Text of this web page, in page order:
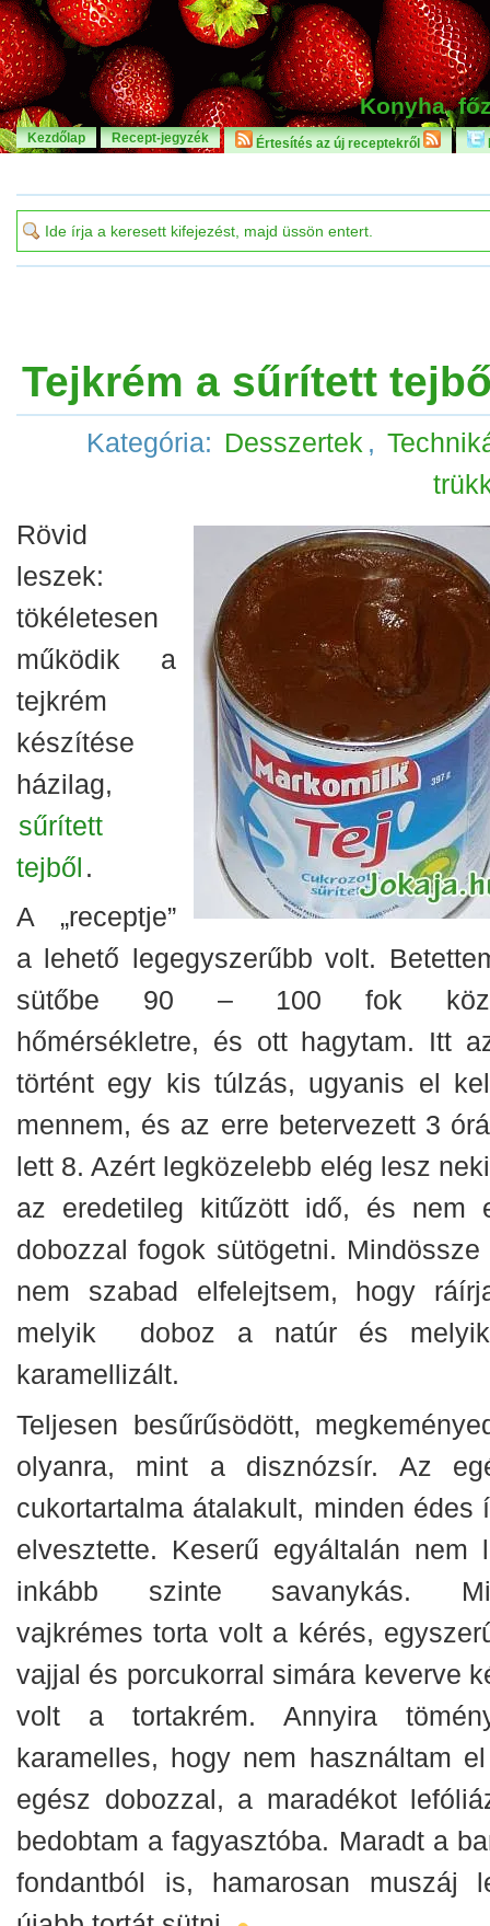
Konyha,
Kezdőlap Recept-jegyzék Értesítés az új receptekről
Tejkrém a sűrített
Kategória: Desszertek ,
Rövid
leszek:
tökéletesen
működik a
tejkrém
készítése
házilag,
sűrített
tejből .
A „receptje”
a lehető legegyszerűbb volt.
sütőbe 90 – 100 fok
hőmérsékletre, és ott hagytam. Itt
történt egy kis túlzás, ugyanis el
mennem, és az erre betervezett 3
lett 8. Azért legközelebb elég lesz
az eredetileg kitűzött idő, és nem
dobozzal fogok sütögetni. Mindössze
nem szabad elfelejtsem, hogy
melyik doboz a natúr és
karamellizált.
Teljesen besűrűsödött,
olyanra, mint a disznózsír. Az
cukortartalma átalakult, minden édes
elvesztette. Keserű egyáltalán nem
inkább szinte savanykás.
vajkrémes torta volt a kérés,
vajjal és porcukorral simára keverve
volt a tortakrém. Annyira
karamelles, hogy nem használtam
egész dobozzal, a maradékot
bedobtam a fagyasztóba. Maradt a
fondantból is, hamarosan muszáj